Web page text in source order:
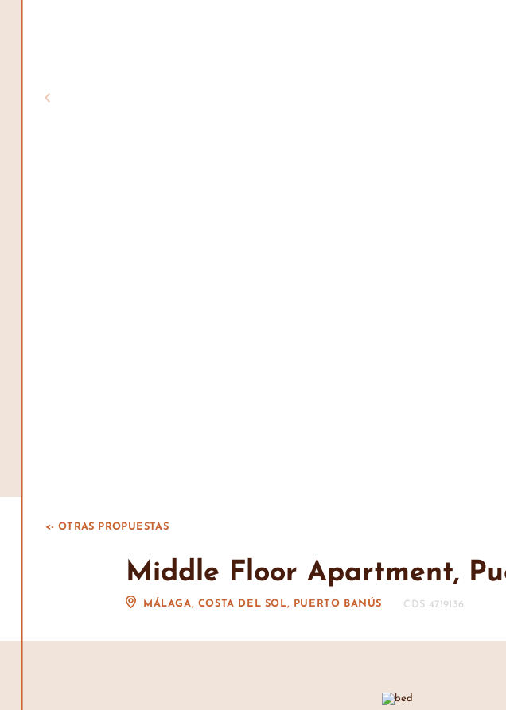
<- OTRAS PROPUESTAS
Middle Floor Apartment,
MÁLAGA, COSTA DEL SOL, PUERTO BANÚS CDS 4719136